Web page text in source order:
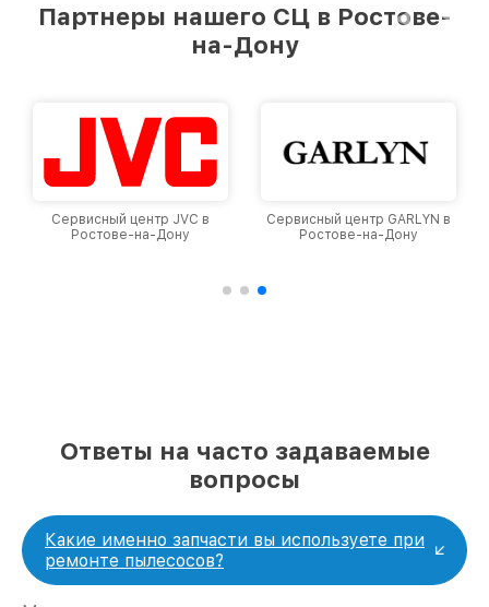
лучшие специалисты с многолетним опытом и
безупречной репутацией;
современное оборудование и
собственный склад комплектующих, что
позволяет сократить сроки
восстановительных работ;
услуги курьера для владельцев
обеспечат доставку устройств в сервис в
полной сохранности и бесплатно.
положительные отзывы и обрели отличную
Партнеры нашего СЦ в Ростове-
на-Дону
Сервисный центр JVC в
Ростове-на-Дону
Сервисный центр GARLYN в
Ростове-на-Дону
Ответы на часто задаваемые
вопросы
Какие именно запчасти вы используете при
ремонте пылесосов?